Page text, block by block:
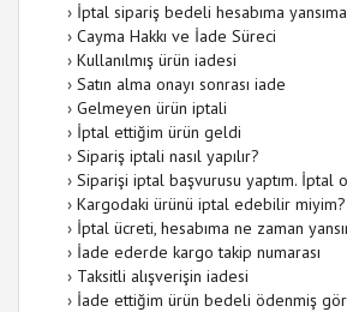
› İptal sipariş bedeli hesabıma
› Cayma Hakkı ve İade Süreci
› Kullanılmış ürün iadesi
› Satın alma onayı sonrası iade
› Gelmeyen ürün iptali
› İptal ettiğim ürün geldi
› Sipariş iptali nasıl yapılır?
› Siparişi iptal başvurusu yaptım. İptal
› Kargodaki ürünü iptal edebilir miyim?
› İptal ücreti, hesabıma ne zaman
› İade ederde kargo takip numarası
› Taksitli alışverişin iadesi
› İade ettiğim ürün bedeli ödenmiş